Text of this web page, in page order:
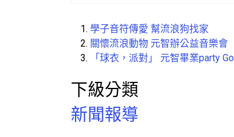
學子音符傳愛 幫流浪狗找家
關懷流浪動物 元智辦公益音樂會
「球衣，派對」 元智畢業party Go
下級分類
新聞報導